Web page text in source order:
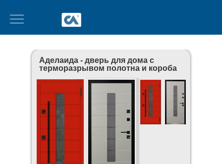
Аделаида - дверь для дома с
терморазрывом полотна и короба